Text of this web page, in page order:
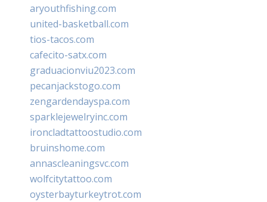
aryouthfishing.com
united-basketball.com
tios-tacos.com
cafecito-satx.com
graduacionviu2023.com
pecanjackstogo.com
zengardendayspa.com
sparklejewelryinc.com
ironcladtattoostudio.com
bruinshome.com
annascleaningsvc.com
wolfcitytattoo.com
oysterbayturkeytrot.com